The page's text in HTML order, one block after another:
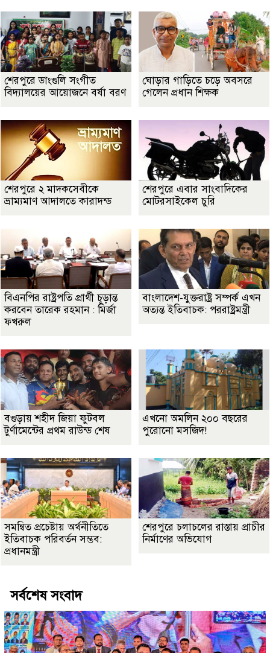
শেরপুরে ডাংগুলি সংগীত
বিদ্যালয়ের আয়োজনে বর্ষা বরণ
ঘোড়ার গাড়িতে চড়ে অবসরে
গেলেন প্রধান শিক্ষক
শেরপুরে ২ মাদকসেবীকে
ভ্রাম্যমাণ আদালতে কারাদন্ড
শেরপুরে এবার সাংবাদিকের
মোটরসাইকেল চুরি
বিএনপির রাষ্ট্রপতি প্রার্থী চূড়ান্ত
করবেন তারেক রহমান : মির্জা
ফখরুল
বাংলাদেশ-যুক্তরাষ্ট্র সম্পর্ক এখন
অত্যন্ত ইতিবাচক: পররাষ্ট্রমন্ত্রী
বগুড়ায় শহীদ জিয়া ফুটবল
টুর্ণামেন্টের প্রথম রাউন্ড শেষ
এখনো অমলিন ২০০ বছরের
পুরোনো মসজিদ!
সমন্বিত প্রচেষ্টায় অর্থনীতিতে
ইতিবাচক পরিবর্তন সম্ভব:
প্রধানমন্ত্রী
শেরপুরে চলাচলের রাস্তায় প্রাচীর
নির্মাণের অভিযোগ
সর্বশেষ সংবাদ